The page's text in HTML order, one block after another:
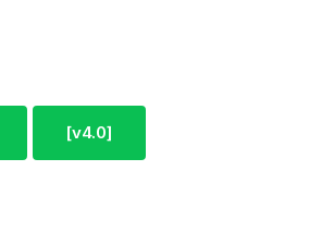
[v4.0]